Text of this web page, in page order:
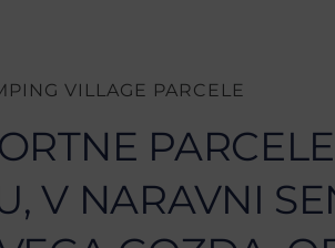
VILLAGE PARCELE
V NARAVNI